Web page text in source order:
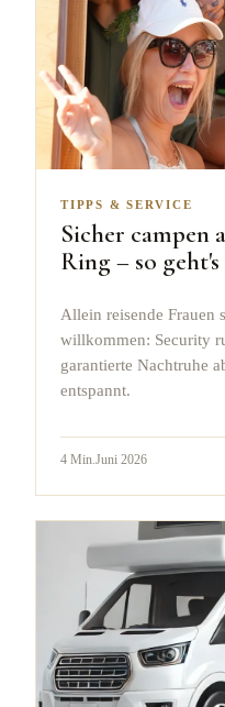
TIPPS & SERVICE
Sicher campen
Ring – so
Allein reisende Frauen
willkommen: Security
garantierte Nachtruhe
entspannt.
4 Min.Juni 2026